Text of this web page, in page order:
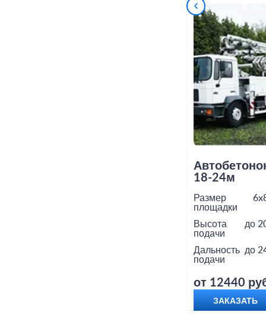
18-24м
Размер
площадки
Высота
подачи
до
Дальность
подачи
до
от 12440
ЗАКАЗАТЬ